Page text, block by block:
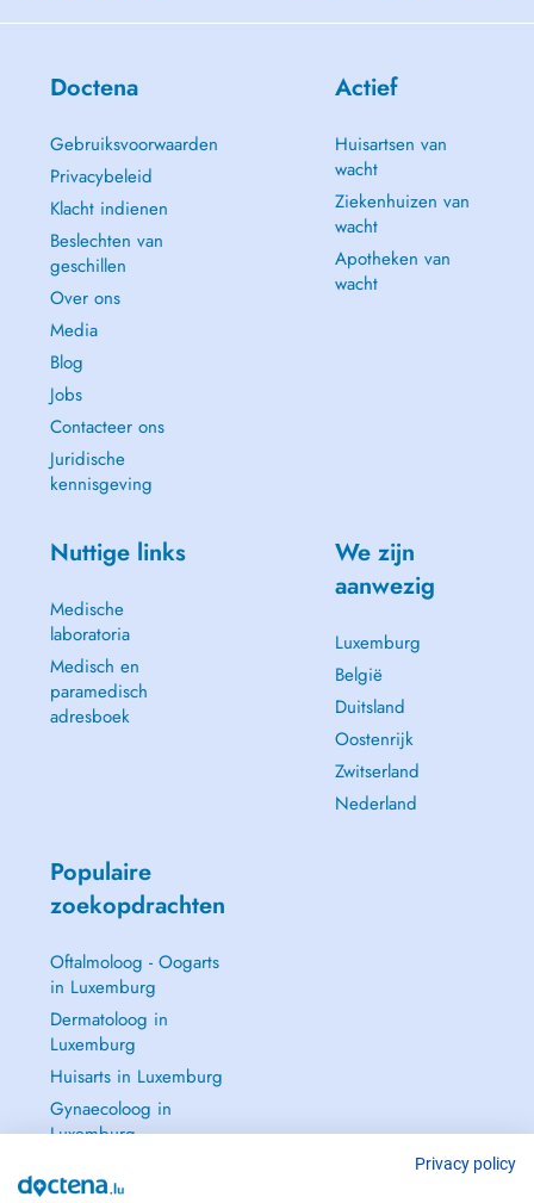
Doctena
Gebruiksvoorwaarden
Privacybeleid
Klacht indienen
Beslechten van
geschillen
Over ons
Media
Blog
Jobs
Contacteer ons
Juridische
kennisgeving
Actief
Huisartsen van
wacht
Ziekenhuizen van
wacht
Apotheken van
wacht
Nuttige links
Medische
laboratoria
Medisch en
paramedisch
adresboek
We zijn
aanwezig
Luxemburg
België
Duitsland
Oostenrijk
Zwitserland
Nederland
Populaire
zoekopdrachten
Oftalmoloog - Oogarts
in Luxemburg
Dermatoloog in
Luxemburg
Huisarts in Luxemburg
Gynaecoloog in
Luxemburg
Privacy policy